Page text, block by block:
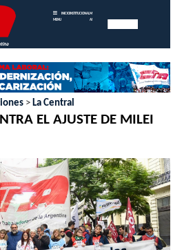
MENU
INICIOINSTITUCIONAL MEMORIAS
ANUALES
> La Central
EL AJUSTE DE MILEI